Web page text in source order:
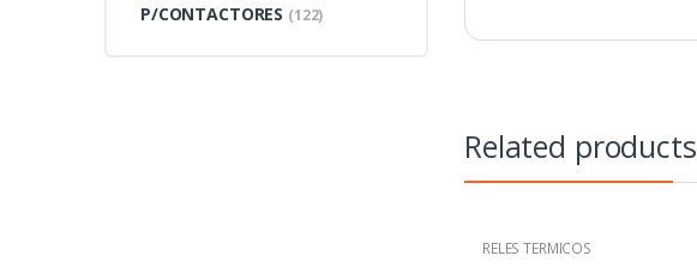
Related products
RELES TERMICOS
P/CONTACTORES (122)